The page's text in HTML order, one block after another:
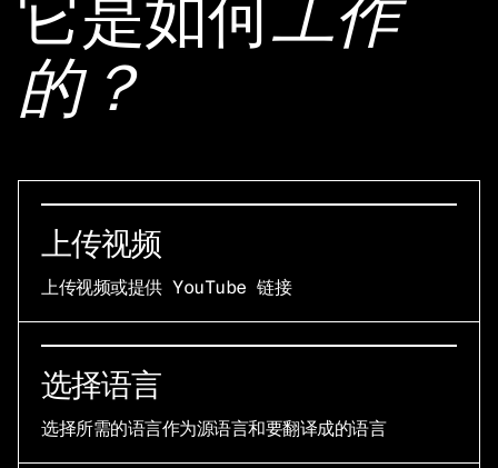
它是如何 工作
的？
上传视频
上传视频或提供 YouTube 链接
选择语言
选择所需的语言作为源语言和要翻译成的语言